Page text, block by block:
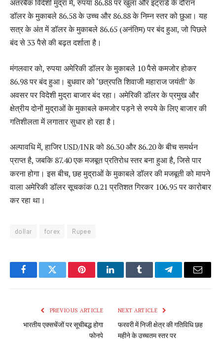
अंतरबैंक विदेशी मुद्रा में, रुपया 86.88 पर खुला और इंट्राडे के दौरान
डॉलर के मुकाबले 86.58 के उच्च और 86.88 के निम्न स्तर को छुआ। यह
सत्र के अंत में डॉलर के मुकाबले 86.65 (अनंतिम) पर बंद हुआ, जो पिछले
बंद से 33 पैसे की बढ़त दर्शाता है।
मंगलवार को, रुपया अमेरिकी डॉलर के मुकाबले 10 पैसे कमजोर होकर
86.98 पर बंद हुआ। बुधवार को ‘छत्रपति शिवाजी महाराज जयंती’ के
अवसर पर विदेशी मुद्रा बाजार बंद रहा। अमेरिकी डॉलर के प्रमुख और
क्षेत्रीय दोनों मुद्राओं के मुकाबले कमजोर पड़ने से रुपये के लिए बाजार की
गतिशीलता में लगातार सुधार हो रहा है।
अल्पावधि में, हाजिर USD/INR को 86.30 और 86.20 के बीच समर्थन
प्राप्त है, जबकि 87.40 एक मजबूत प्रतिरोध स्तर बना हुआ है, जिसे पार
करना होगा। इस बीच, छह मुद्राओं के मुकाबले डॉलर की मजबूती को मापने
वाला अमेरिकी डॉलर सूचकांक 0.21 प्रतिशत गिरकर 106.95 पर कारोबार
कर रहा था।
dollar forex Rupee
FacebookTwitter PinterestLinkedInTumblr TelegramEmail
PREVIOUS ARTICLE
भारतीय एक्सचेंजों पर सूचीबद्ध होगा
फोनपे
NEXT ARTICLE
फरवरी में निजी क्षेत्र की गतिविधि छह
महीने के उच्चतम स्तर पर